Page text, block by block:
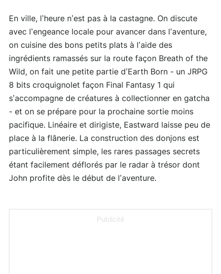
En ville, l’heure n’est pas à la castagne. On discute
avec l’engeance locale pour avancer dans l’aventure,
on cuisine des bons petits plats à l’aide des
ingrédients ramassés sur la route façon Breath of the
Wild, on fait une petite partie d’Earth Born - un JRPG
8 bits croquignolet façon Final Fantasy 1 qui
s’accompagne de créatures à collectionner en gatcha
- et on se prépare pour la prochaine sortie moins
pacifique. Linéaire et dirigiste, Eastward laisse peu de
place à la flânerie. La construction des donjons est
particulièrement simple, les rares passages secrets
étant facilement déflorés par le radar à trésor dont
John profite dès le début de l’aventure.
Publicité